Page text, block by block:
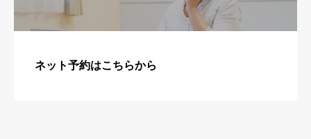
ネット予約はこちらから